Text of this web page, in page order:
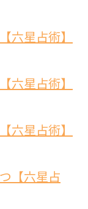
六星占術】
六星占術】
六星占術】
【六星占